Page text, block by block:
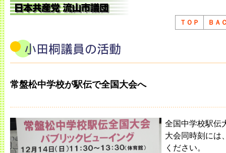
ＴＯＰ ＢＡ
常盤松中学校が駅伝で全国大会へ
全国中学校駅伝
大会同時刻には
ください。